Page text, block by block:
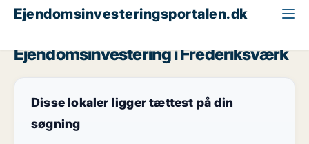
Ejendomsinvesteringsportalen.dk
Ejendomsinvestering i Frederiksværk
Disse lokaler ligger tættest på din
søgning